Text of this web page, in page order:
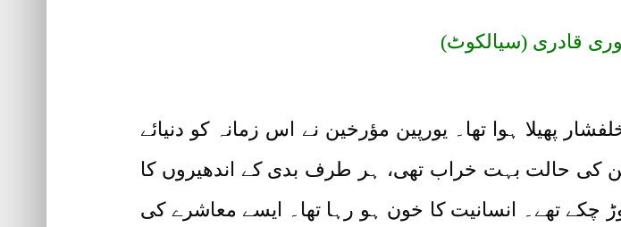
قادری (سیالکوٹ)
پھیلا ہوا تھا۔ یورپین مؤرخین نے اس زمانہ کو دنیائے
دین کی حالت بہت خراب تھی، ہر طرف بدی کے اندھیروں کا
چکے تھے۔ انسانیت کا خون ہو رہا تھا۔ ایسے معاشرے کی